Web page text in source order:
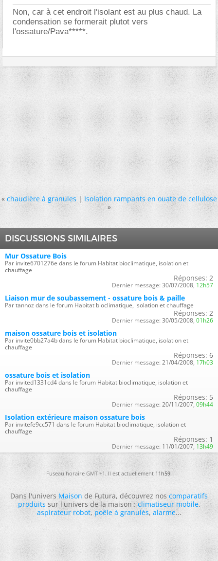
Non, car à cet endroit l'isolant est au plus chaud. La
condensation se formerait plutot vers
l'ossature/Pava*****.
« chaudière à granules|Isolation rampants en ouate de cellulose
»
DISCUSSIONS SIMILAIRES
Mur Ossature Bois
Par invite6701276e dans le forum Habitat bioclimatique, isolation et
chauffage
Réponses: 2
Dernier message: 30/07/2008, 12h57
Liaison mur de soubassement - ossature bois & paille
Par tannoz dans le forum Habitat bioclimatique, isolation et chauffage
Réponses: 2
Dernier message: 30/05/2008, 01h26
maison ossature bois et isolation
Par invite0bb27a4b dans le forum Habitat bioclimatique, isolation et
chauffage
Réponses: 6
Dernier message: 21/04/2008, 17h03
ossature bois et isolation
Par invited1331cd4 dans le forum Habitat bioclimatique, isolation et
chauffage
Réponses: 5
Dernier message: 20/11/2007, 09h44
Isolation extérieure maison ossature bois
Par invitefe9cc571 dans le forum Habitat bioclimatique, isolation et
chauffage
Réponses: 1
Dernier message: 11/01/2007, 13h49
Fuseau horaire GMT +1. Il est actuellement11h59.
Dans l'universMaisonde Futura, découvrez noscomparatifs
produitssur l'univers de la maison :climatiseur mobile,
aspirateur robot,poêle à granulés,alarme...